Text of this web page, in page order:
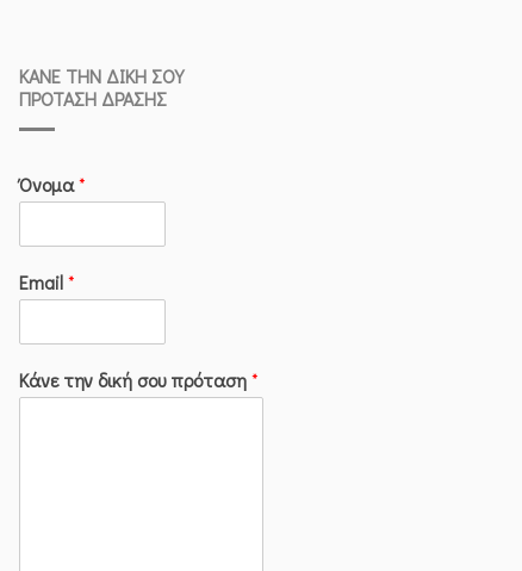
ΚΆΝΕ ΤΗΝ ΔΙΚΉ ΣΟΥ
ΠΡΌΤΑΣΗ ΔΡΆΣΗΣ
Όνομα*
Email*
Κάνε την δική σου πρόταση*